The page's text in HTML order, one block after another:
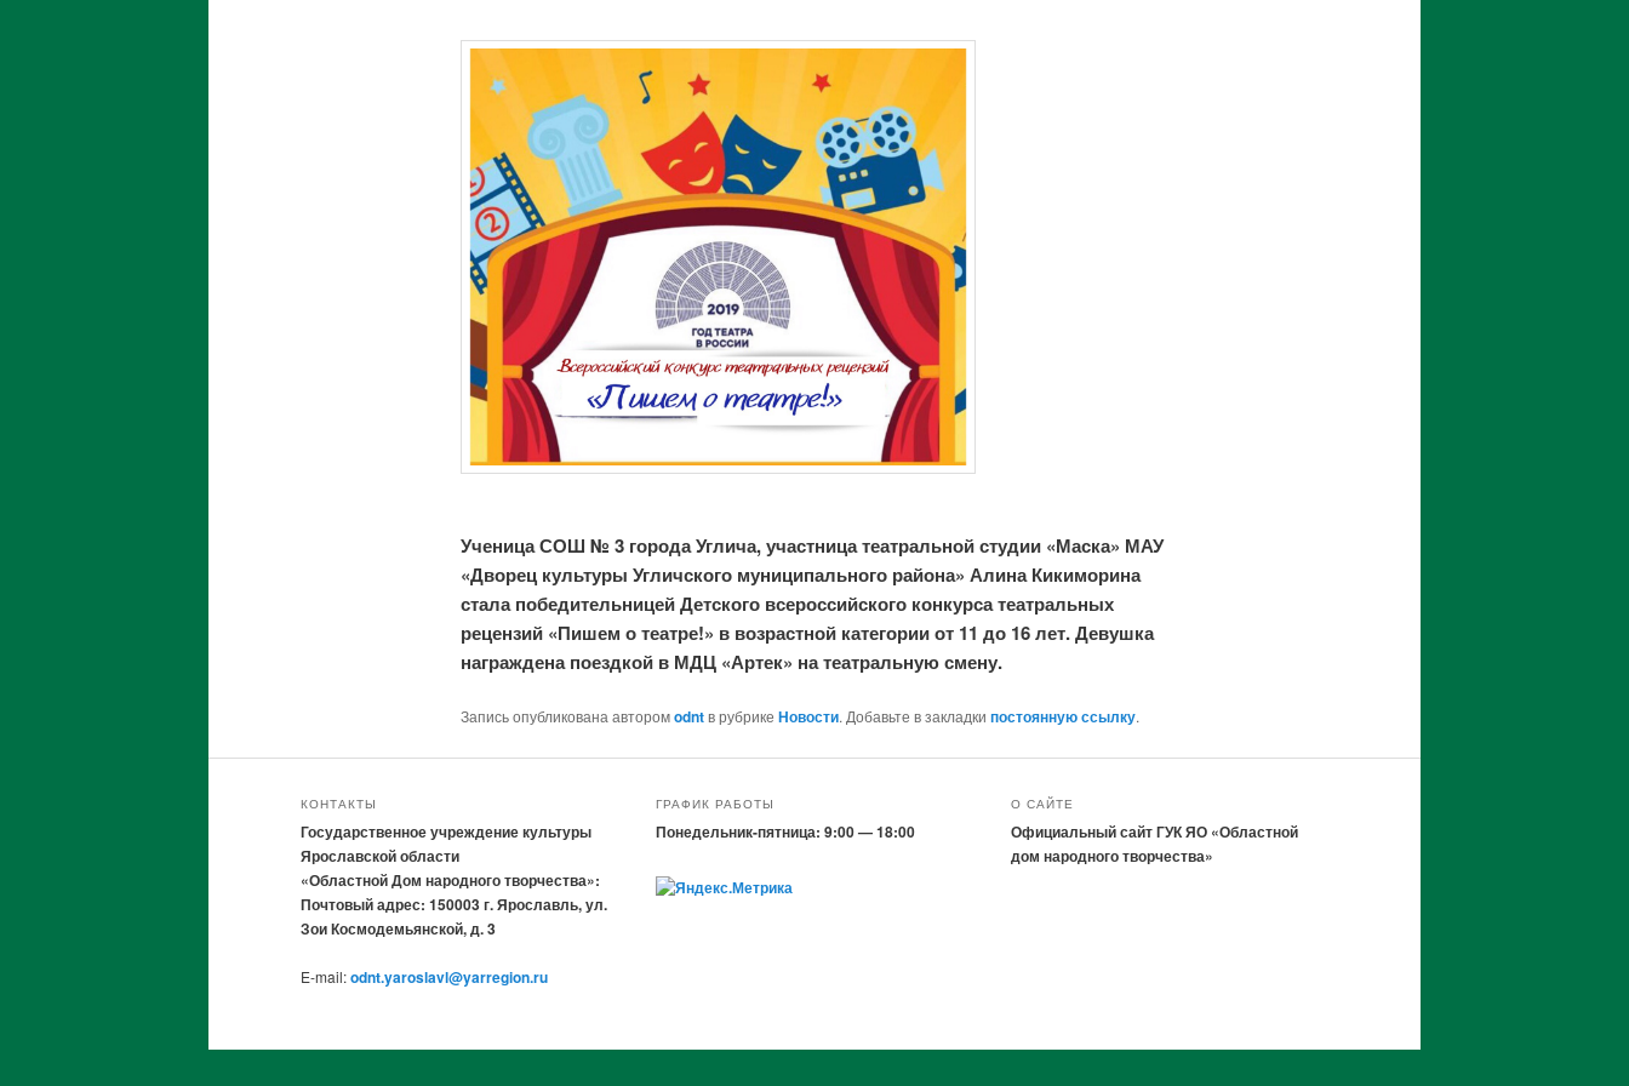
Ученица СОШ № 3 города Углича, участница театральной студии «Маска» МАУ
«Дворец культуры Угличского муниципального района» Алина Кикиморина
стала победительницей Детского всероссийского конкурса театральных
рецензий «Пишем о театре!» в возрастной категории от 11 до 16 лет. Девушка
награждена поездкой в МДЦ «Артек» на театральную смену.
Запись опубликована авторомodntв рубрике Новости. Добавьте в закладки постоянную ссылку.
КОНТАКТЫ
Государственное учреждение культуры
Ярославской области
«Областной Дом народного творчества»:
Почтовый адрес: 150003 г. Ярославль, ул.
Зои Космодемьянской, д. 3
E-mail:odnt.yaroslavl@yarregion.ru
ГРАФИК РАБОТЫ
Понедельник-пятница: 9:00 — 18:00
О САЙТЕ
Официальный сайт ГУК ЯО «Областной
дом народного творчества»